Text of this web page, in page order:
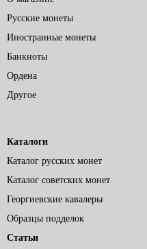
Русские монеты
Иностранные монеты
Банкноты
Ордена
Другое
Каталоги
Каталог русских монет
Каталог советских монет
Георгиевские кавалеры
Образцы подделок
Статьи